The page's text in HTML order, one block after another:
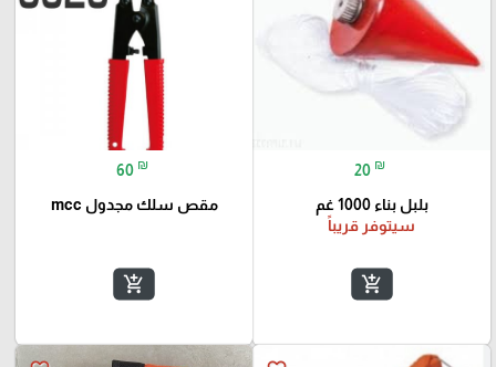
20 ₪
بلبل بناء 1000 غم
سيتوفر قريباً
add_shopping_cart
60 ₪
مقص سلك مجدول mcc
add_shopping_cart